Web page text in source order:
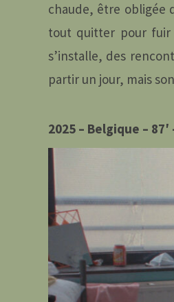
chaude, être obligée
tout quitter pour fuir
s’installe, des
partir un jour, mais
2025 – Belgique – 87′